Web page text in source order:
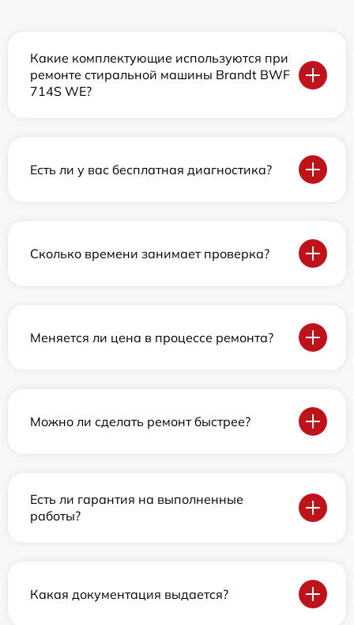
Какие комплектующие используются при
ремонте стиральной машины Brandt BWF
714S WE?
Есть ли у вас бесплатная диагностика?
Сколько времени занимает проверка?
Меняется ли цена в процессе ремонта?
Можно ли сделать ремонт быстрее?
Есть ли гарантия на выполненные
работы?
Какая документация выдается?